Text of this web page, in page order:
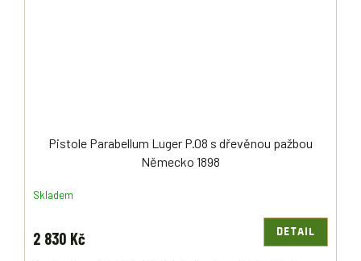
Pistole Parabellum Luger P.08 s dřevěnou pažbou
Německo 1898
Skladem
2 830 Kč DETAIL